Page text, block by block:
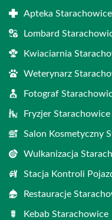
Apteka Starachowice
Lombard
Kwiaciarnia
Weterynarz
Fotograf
Fryzjer Starachowice
Salon Kosmetyczny
Wulkanizacja
Stacja Kontroli
Restauracje
Kebab Starachowice